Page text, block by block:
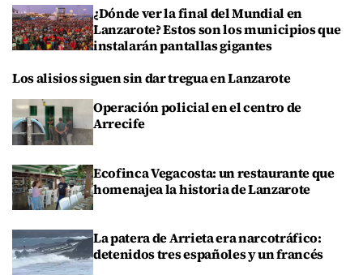
¿Dónde ver la final del Mundial en
Lanzarote? Estos son los municipios que
instalarán pantallas gigantes
Los alisios siguen sin dar tregua en Lanzarote
Operación policial en el centro de
Arrecife
Ecofinca Vegacosta: un restaurante que
homenajea la historia de Lanzarote
La patera de Arrieta era narcotráfico:
detenidos tres españoles y un francés